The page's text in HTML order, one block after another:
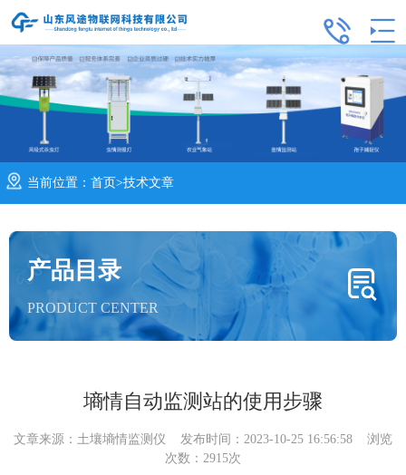
当前位置： 首页>技术文章
产品目录
PRODUCT CENTER
墒情自动监测站的使用步骤
文章来源： 土壤墒情监测仪 发布时间：2023-10-25 16:56:58 浏览
次数：2915次